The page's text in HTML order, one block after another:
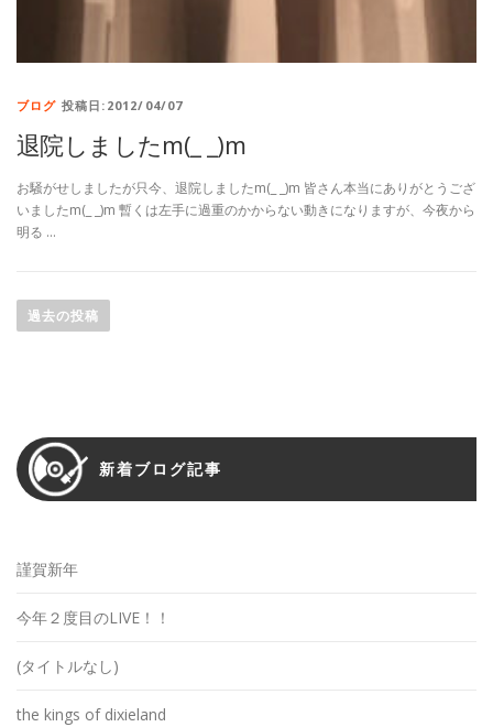
ブログ 投稿日:2012/04/07
退院しましたm(_ _)m
お騒がせしましたが只今、退院しましたm(_ _)m 皆さん本当にありがとうござ
いましたm(_ _)m 暫くは左手に過重のかからない動きになりますが、今夜から
明る …
稿
シ
ョ
過去の投稿
新着ブログ記事
謹賀新年
今年２度目のLIVE！！
(タイトルなし)
the kings of dixieland